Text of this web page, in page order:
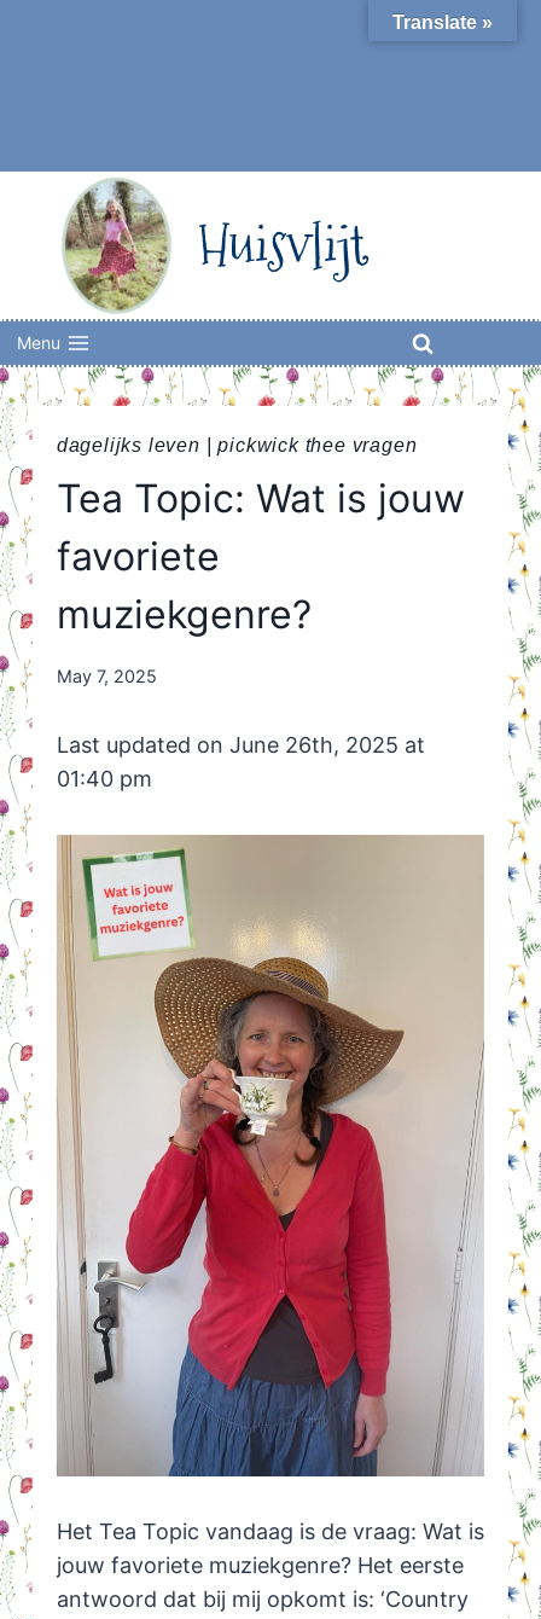
Huisvlijt
Menu
dagelijks leven |pickwick thee vragen
Tea Topic: Wat is jouw
favoriete
muziekgenre?
By
May 7, 2025
Last updated on June 26th, 2025 at
01:40 pm
Het Tea Topic vandaag is de vraag: Wat is
jouw favoriete muziekgenre? Het eerste
antwoord dat bij mij opkomt is: ‘Country
Translate »